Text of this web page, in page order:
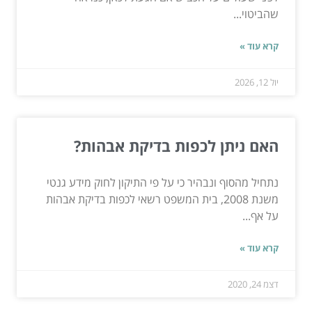
שהביטוי...
קרא עוד »
יול 12, 2026
האם ניתן לכפות בדיקת אבהות?
נתחיל מהסוף ונבהיר כי על פי התיקון לחוק מידע גנטי
משנת 2008, בית המשפט רשאי לכפות בדיקת אבהות
על אף...
קרא עוד »
דצמ 24, 2020